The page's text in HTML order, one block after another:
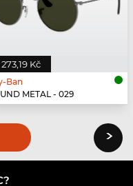
273,19 Kč
Ban
METAL - 029
›